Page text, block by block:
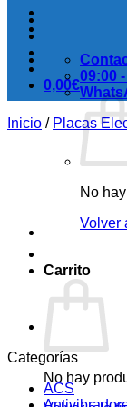
0,00€
No
Volver
Carrito
No hay
09:00
Inicio / Placas
Categorías
ACS